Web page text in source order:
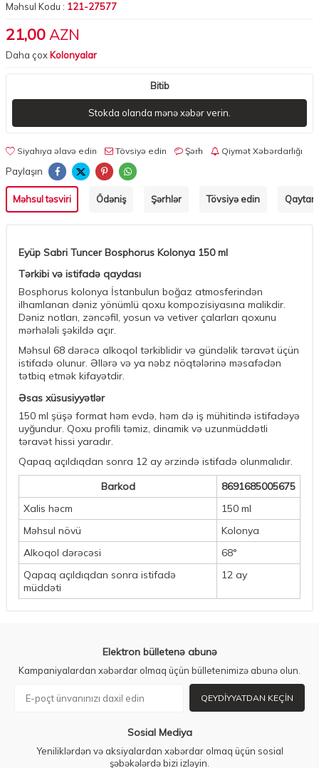
Məhsul Kodu : 121-27577
21,00 AZN
Daha çox Kolonyalar
Bitib
Stokda olanda mənə xəbər verin.
Siyahıya əlavə edin Tövsiyə edin Şərh Qiymət Xəbərdarlığı
Paylaşın
Məhsul təsviri Ödəniş Şərhlər Tövsiyə edin
Eyüp Sabri Tuncer Bosphorus Kolonya 150 ml
Tərkibi və istifadə qaydası
Bosphorus kolonya İstanbulun boğaz atmosferindən
ilhamlanan dəniz yönümlü qoxu kompozisiyasına malikdir.
Dəniz notları, zəncəfil, yosun və vetiver çalarları qoxunu
mərhələli şəkildə açır.
Məhsul 68 dərəcə alkoqol tərkiblidir və gündəlik təravət üçün
istifadə olunur. Əllərə və ya nəbz nöqtələrinə məsafədən
tətbiq etmək kifayətdir.
Əsas xüsusiyyətlər
150 ml şüşə format həm evdə, həm də iş mühitində istifadəyə
uyğundur. Qoxu profili təmiz, dinamik və uzunmüddətli
təravət hissi yaradır.
Qapaq açıldıqdan sonra 12 ay ərzində istifadə olunmalıdır.
Barkod
8691685005675
Xalis həcm
150 ml
Məhsul növü
Kolonya
Alkoqol dərəcəsi
68°
Qapaq açıldıqdan sonra istifadə
müddəti
12 ay
Elektron bülletenə abunə
Kampaniyalardan xəbərdar olmaq üçün bülletenimizə abunə olun.
QEYDIYYATDAN KEÇIN
Sosial Mediya
Yeniliklərdən və aksiyalardan xəbərdar olmaq üçün sosial
şəbəkələrdə bizi izləyin.